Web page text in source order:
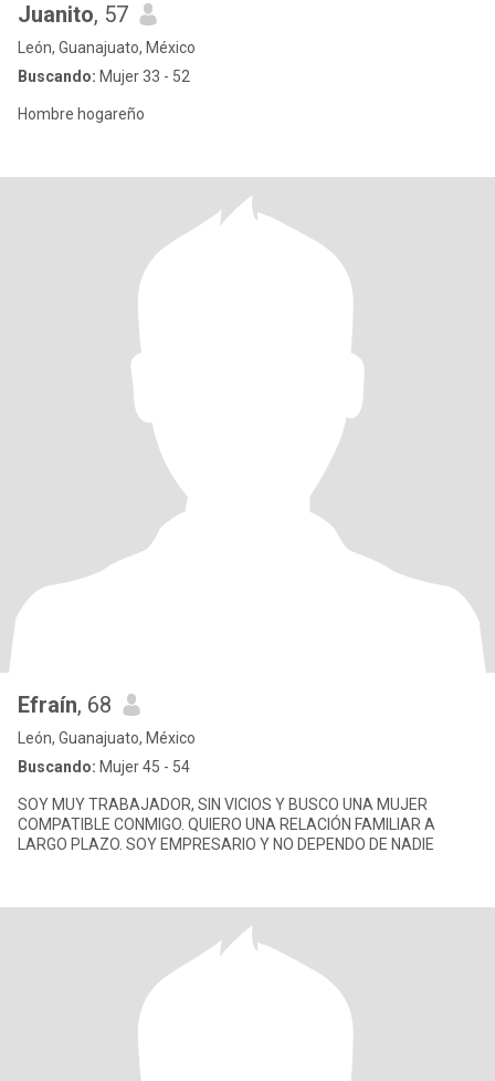
Juanito, 57
León, Guanajuato, México
Buscando: Mujer 33 - 52
Hombre hogareño
Efraín, 68
León, Guanajuato, México
Buscando: Mujer 45 - 54
SOY MUY TRABAJADOR, SIN VICIOS Y BUSCO UNA MUJER
COMPATIBLE CONMIGO. QUIERO UNA RELACIÓN FAMILIAR A
LARGO PLAZO. SOY EMPRESARIO Y NO DEPENDO DE NADIE